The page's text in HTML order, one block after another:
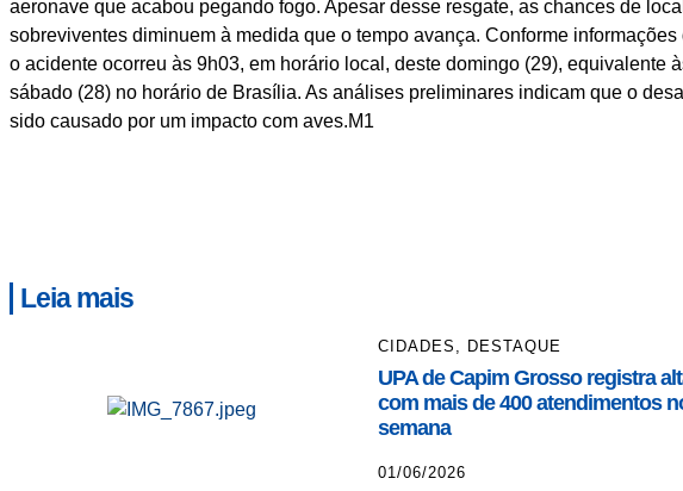
aeronave que acabou pegando fogo. Apesar desse resgate, as chances de
sobreviventes diminuem à medida que o tempo avança. Conforme informações
o acidente ocorreu às 9h03, em horário local, deste domingo (29), equivalente
sábado (28) no horário de Brasília. As análises preliminares indicam que o
sido causado por um impacto com aves.M1
Leia mais
CIDADES , DESTAQUE
UPA de Capim Grosso registra
com mais de 400 atendimentos
semana
01/06/2026